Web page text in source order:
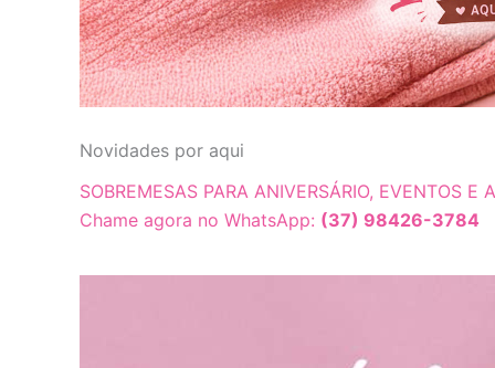
Novidades por aqui
SOBREMESAS PARA ANIVERSÁRIO, EVENTOS E
Chame agora no WhatsApp: (37) 98426-3784